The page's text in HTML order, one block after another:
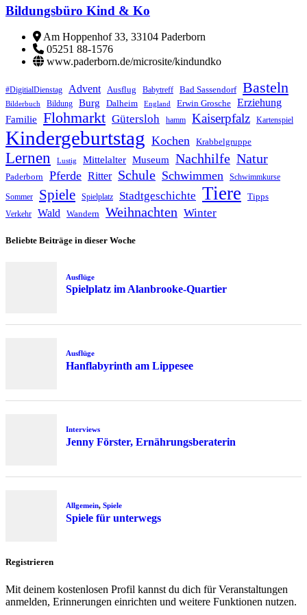
Bildungsbüro Kind & Ko
Am Hoppenhof 33, 33104 Paderborn
05251 88-1576
www.paderborn.de/microsite/kindundko
#DigitialDienstag Advent Ausflug Babytreff Bad Sassendorf Basteln
Bilderbuch Bildung Burg Dalheim England Erwin Grosche Erziehung
Familie Flohmarkt Gütersloh hamm Kaiserpfalz Kartenspiel
Kindergeburtstag Kochen Krabbelgruppe
Lernen Lustig Mittelalter Museum Nachhilfe Natur
Paderborn Pferde Ritter Schule Schwimmen Schwimmkurse
Sommer Spiele Spielplatz Stadtgeschichte Tiere Tipps
Verkehr Wald Wandern Weihnachten Winter
Beliebte Beiträge in dieser Woche
Ausflüge
Spielplatz im Alanbrooke-Quartier
Ausflüge
Hanflabyrinth am Lippesee
Interviews
Jenny Förster, Ernährungsberaterin
Allgemein, Spiele
Spiele für unterwegs
Registrieren
Mit deinem kostenlosen Profil kannst du dich für Veranstaltungen
anmelden, Erinnerungen einrichten und weitere Funktionen nutzen.